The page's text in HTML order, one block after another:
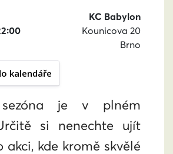
KC Babylon
Kounicova 20
Brno
kalendáře
sezóna je v plném
si nenechte ujít
akci, kde kromě skvělé